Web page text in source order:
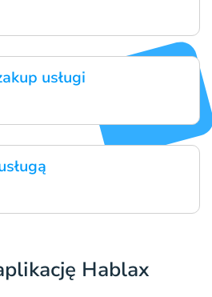
usługi
Hablax